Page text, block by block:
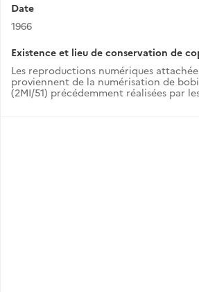
Date
1966
Existence et lieu de conservation de
Les reproductions numériques
proviennent de la numérisation de
(2MI/51) précédemment réalisées par